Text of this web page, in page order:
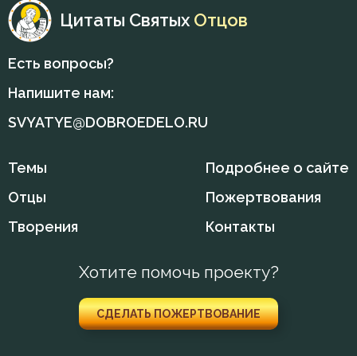
Смертная память
Смирение
Смысл жизни
Созерцание
Страдание
Цитаты Святых Отцов
Есть вопросы?
Напишите нам:
SVYATYE@DOBROEDELO.RU
Темы
Отцы
Творения
Подробнее о сайте
Пожертвования
Контакты
Хотите помочь проекту?
СДЕЛАТЬ ПОЖЕРТВОВАНИЕ